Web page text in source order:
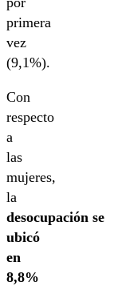
primera
vez
(9,1%).
Con
respecto
a
las
mujeres,
la
desocupación se
ubicó
en
8,8%